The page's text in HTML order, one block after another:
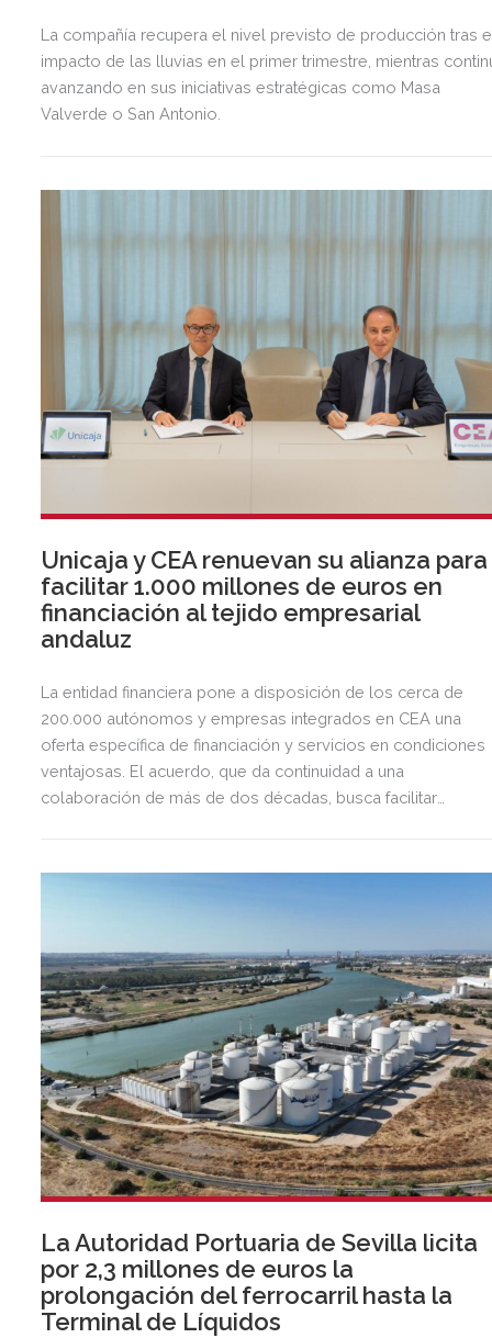
La compañía recupera el nivel previsto de producción tras
impacto de las lluvias en el primer trimestre, mientras
avanzando en sus iniciativas estratégicas como Masa
Valverde o San Antonio.
Unicaja y CEA renuevan su alianza para
facilitar 1.000 millones de euros en
financiación al tejido empresarial
andaluz
La entidad financiera pone a disposición de los cerca de
200.000 autónomos y empresas integrados en CEA una
oferta específica de financiación y servicios en condiciones
ventajosas. El acuerdo, que da continuidad a una
colaboración de más de dos décadas, busca facilitar
Unicaja a empresas, pymes y autónomos, uno de los
La Autoridad Portuaria de Sevilla licita
por 2,3 millones de euros la
prolongación del ferrocarril hasta la
Terminal de Líquidos